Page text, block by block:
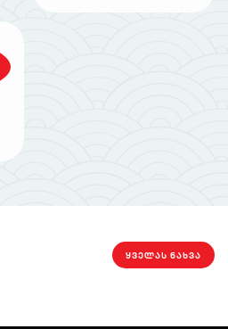
ᲧᲕᲔᲚᲐᲡ ᲜᲐᲮᲕᲐ